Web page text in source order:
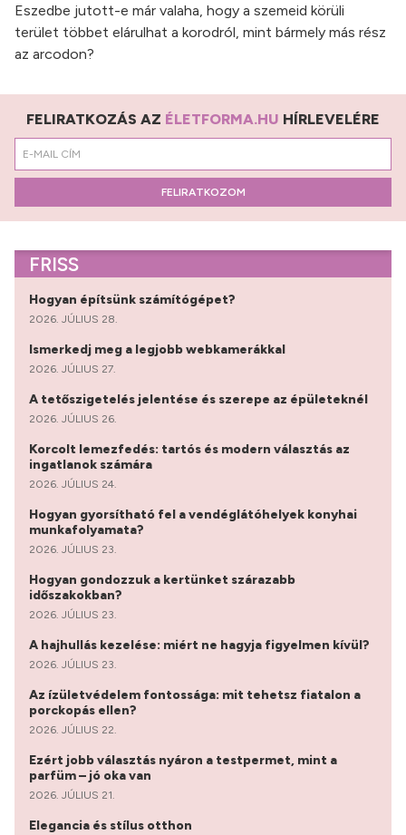
Eszedbe jutott-e már valaha, hogy a szemeid körüli
terület többet elárulhat a korodról, mint bármely más rész
az arcodon?
FELIRATKOZÁS AZ ÉLETFORMA.HU HÍRLEVELÉRE
FELIRATKOZOM
FRISS
Hogyan építsünk számítógépet?
2026. JÚLIUS 28.
Ismerkedj meg a legjobb webkamerákkal
2026. JÚLIUS 27.
A tetőszigetelés jelentése és szerepe az épületeknél
2026. JÚLIUS 26.
Korcolt lemezfedés: tartós és modern választás az
ingatlanok számára
2026. JÚLIUS 24.
Hogyan gyorsítható fel a vendéglátóhelyek konyhai
munkafolyamata?
2026. JÚLIUS 23.
Hogyan gondozzuk a kertünket szárazabb
időszakokban?
2026. JÚLIUS 23.
A hajhullás kezelése: miért ne hagyja figyelmen kívül?
2026. JÚLIUS 23.
Az ízületvédelem fontossága: mit tehetsz fiatalon a
porckopás ellen?
2026. JÚLIUS 22.
Ezért jobb választás nyáron a testpermet, mint a
parfüm – jó oka van
2026. JÚLIUS 21.
Elegancia és stílus otthon